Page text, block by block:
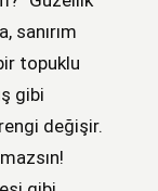
sanırım
topuklu
gibi
değişir.